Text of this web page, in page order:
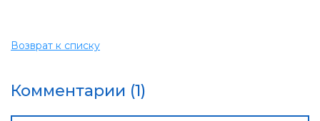
Возврат к списку
Комментарии (1)